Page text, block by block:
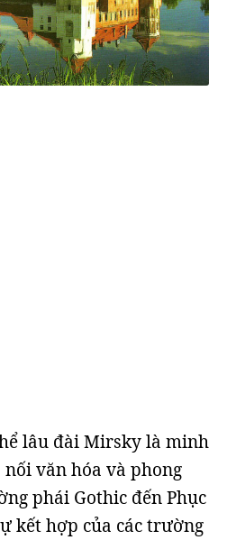
lâu đài Mirsky là minh
văn hóa và phong
phái Gothic đến Phục
kết hợp của các trường